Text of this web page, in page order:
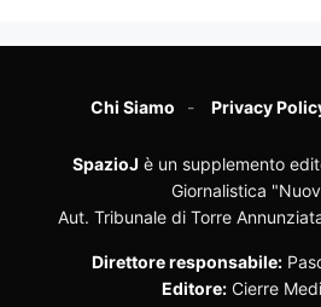
Chi Siamo Privacy
SpazioJ è un supplemento
Giornalistica
Aut. Tribunale di Torre
Direttore responsabile:
Editore: Cierre